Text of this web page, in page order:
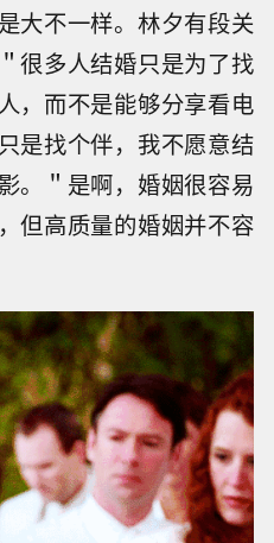
大不一样。林夕有段关
很多人结婚只是为了找
，而不是能够分享看电
是找个伴，我不愿意结
。＂是啊，婚姻很容易
但高质量的婚姻并不容